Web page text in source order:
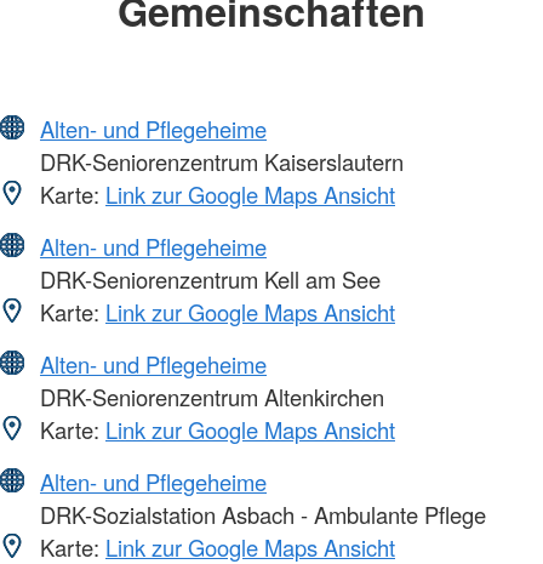
Alten- und Pflegeheime
DRK-Seniorenzentrum Kaiserslautern
Karte: Link zur Google Maps Ansicht
Alten- und Pflegeheime
DRK-Seniorenzentrum Kell am See
Karte: Link zur Google Maps Ansicht
Alten- und Pflegeheime
DRK-Seniorenzentrum Altenkirchen
Karte: Link zur Google Maps Ansicht
Alten- und Pflegeheime
DRK-Sozialstation Asbach - Ambulante Pflege
Karte: Link zur Google Maps Ansicht